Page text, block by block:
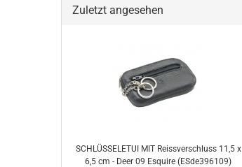
Zuletzt angesehen
SCHLÜSSELETUI MIT Reissverschluss 11,5 x
6,5 cm - Deer 09 Esquire (ESde396109)